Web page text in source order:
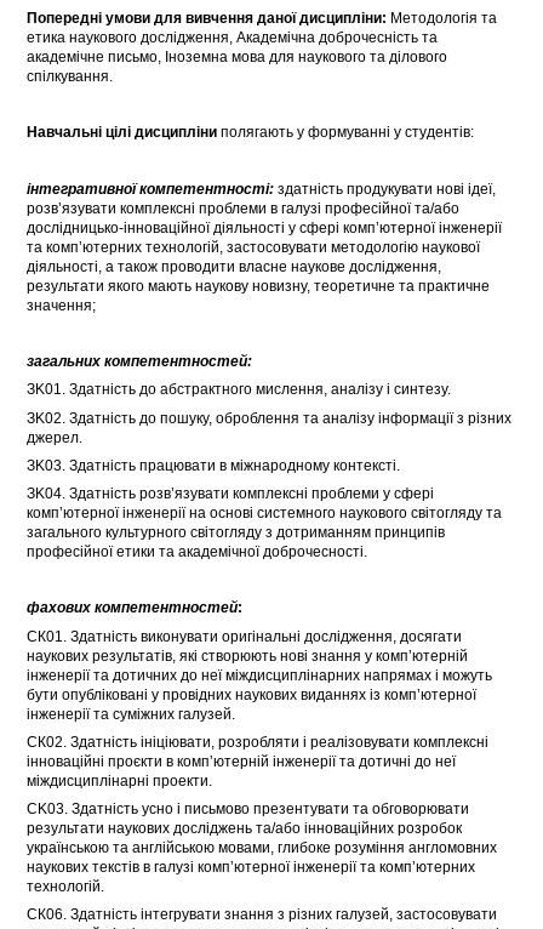
Попередні умови для вивчення даної дисципліни: Методологія та
етика наукового дослідження, Академічна доброчесність та
академічне письмо, Іноземна мова для наукового та ділового
спілкування.
Навчальні цілі дисципліниполягають у формуванні у студентів:
інтегративної компетентності: здатність продукувати нові ідеї,
розв’язувати комплексні проблеми в галузі професійної та/або
дослідницько-інноваційної діяльності у сфері комп’ютерної інженерії
та комп’ютерних технологій, застосовувати методологію наукової
діяльності, а також проводити власне наукове дослідження,
результати якого мають наукову новизну, теоретичне та практичне
значення;
загальних компетентностей:
ЗK01. Здатність до абстрактного мислення, аналізу і синтезу.
ЗK02. Здатність до пошуку, оброблення та аналізу інформації з різних
джерел.
ЗK03. Здатність працювати в міжнародному контексті.
ЗK04. Здатність розв’язувати комплексні проблеми у сфері
комп’ютерної інженерії на основі системного наукового світогляду та
загального культурного світогляду з дотриманням принципів
професійної етики та академічної доброчесності.
фахових компетентностей:
СК01. Здатність виконувати оригінальні дослідження, досягати
наукових результатів, які створюють нові знання у комп’ютерній
інженерії та дотичних до неї міждисциплінарних напрямах і можуть
бути опубліковані у провідних наукових виданнях із комп’ютерної
інженерії та суміжних галузей.
СК02. Здатність ініціювати, розробляти і реалізовувати комплексні
інноваційні проєкти в комп’ютерній інженерії та дотичні до неї
міждисциплінарні проекти.
СK03. Здатність усно і письмово презентувати та обговорювати
результати наукових досліджень та/або інноваційних розробок
українською та англійською мовами, глибоке розуміння англомовних
наукових текстів в галузі комп’ютерної інженерії та комп’ютерних
технологій.
СК06. Здатність інтегрувати знання з різних галузей, застосовувати